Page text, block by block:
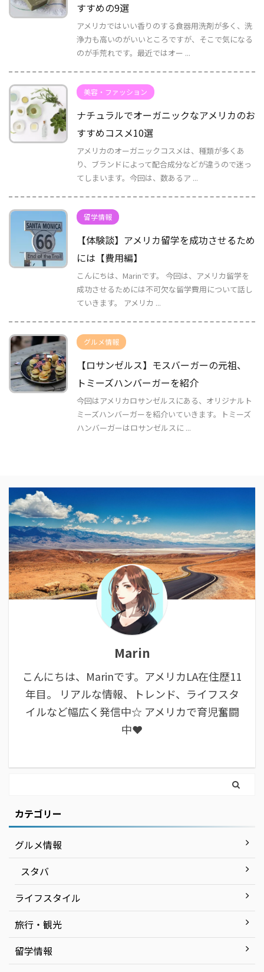
すすめの9選
アメリカではいい香りのする食器用洗剤が多く、洗
浄力も高いのがいいところですが、そこで気になる
のが手荒れです。最近ではオー ...
美容・ファッション
ナチュラルでオーガニックなアメリカのお
すすめコスメ10選
アメリカのオーガニックコスメは、種類が多くあ
り、ブランドによって配合成分などが違うので迷っ
てしまいます。今回は、数あるア ...
留学情報
【体験談】アメリカ留学を成功させるため
には【費用編】
こんにちは、Marinです。 今回は、アメリカ留学を
成功させるためには不可欠な留学費用について話し
ていきます。 アメリカ ...
グルメ情報
【ロサンゼルス】モスバーガーの元祖、
トミーズハンバーガーを紹介
今回はアメリカロサンゼルスにある、オリジナルト
ミーズハンバーガーを紹介いていきます。トミーズ
ハンバーガーはロサンゼルスに ...
Marin
こんにちは、Marinです。アメリカLA在住歴11
年目。 リアルな情報、トレンド、ライフスタ
イルなど幅広く発信中☆ アメリカで育児奮闘
中❤︎
カテゴリー
グルメ情報
スタバ
ライフスタイル
旅行・観光
留学情報